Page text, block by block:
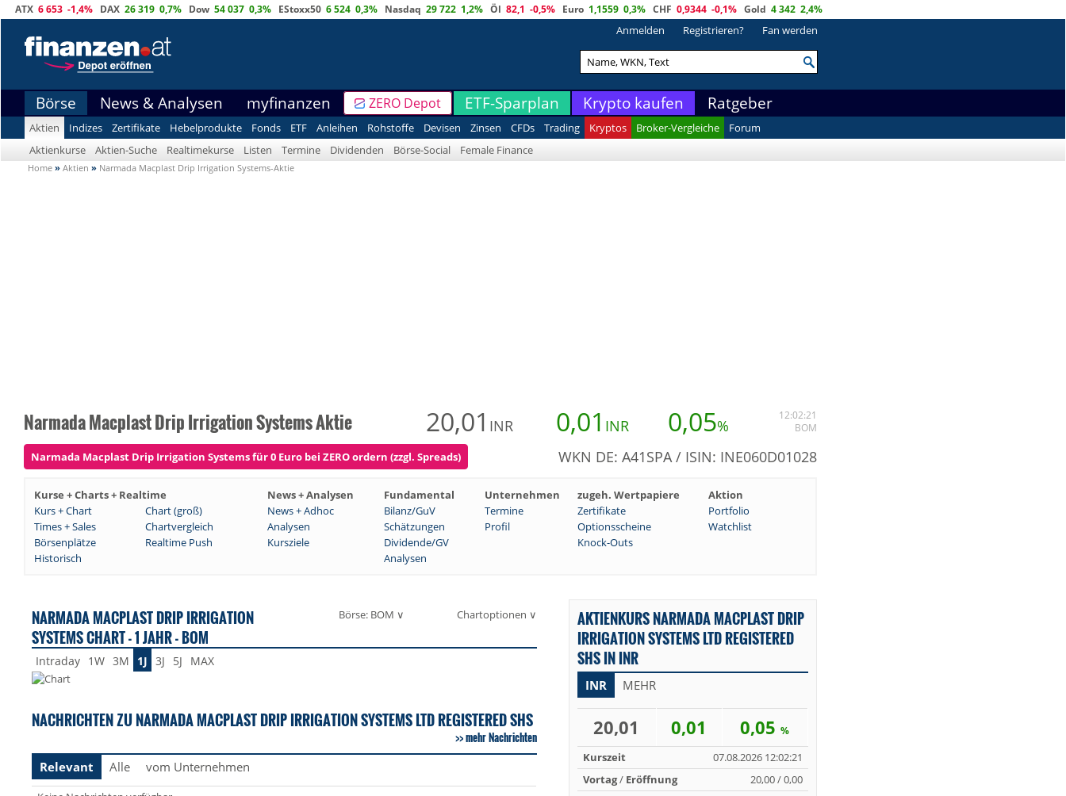
ATX 6 653 -1,4% DAX 26 319 0,7% Dow 54 037 0,3% EStoxx50 6 524 0,3% Nasdaq 29 722 1,2% Öl 82,1 -0,5% Euro 1,1559 0,3% CHF 0,9344 -0,1% Gold 4 342 2,4%
Anmelden Registrieren? Fan werden
Börse News & Analysen myfinanzen ZERO Depot ETF-Sparplan Krypto kaufen Ratgeber
Aktien Indizes Zertifikate Hebelprodukte Fonds ETF Anleihen Rohstoffe Devisen Zinsen CFDs Trading Kryptos Broker-Vergleiche
Forum
Aktienkurse
Aktien-Suche Realtimekurse Listen Termine Dividenden Börse-Social Female Finance
Home » Aktien » Narmada Macplast Drip Irrigation Systems-Aktie
Narmada Macplast Drip Irrigation Systems Aktie 20,01 INR 0,01 INR 0,05%
12:02:21
BOM
Narmada Macplast Drip Irrigation Systems für 0 Euro bei ZERO ordern (zzgl. Spreads) WKN DE: A41SPA / ISIN: INE060D01028
Kurse + Charts + Realtime News + Analysen Fundamental Unternehmen zugeh. Wertpapiere
Aktion
Kurs + Chart
Chart (groß) News + Adhoc Bilanz/GuV Termine Zertifikate
Portfolio
Times + Sales
Chartvergleich Analysen Schätzungen Profil Optionsscheine
Watchlist
Börsenplätze
Realtime Push Kursziele Dividende/GV
Knock-Outs
Historisch
Analysen
NARMADA MACPLAST DRIP IRRIGATION
SYSTEMS CHART - 1 JAHR - BOM
Börse: BOM ∨ Chartoptionen ∨
Intraday 1W 3M 1J 3J 5J MAX
NACHRICHTEN ZU NARMADA MACPLAST DRIP IRRIGATION SYSTEMS LTD REGISTERED SHS
mehr Nachrichten
Relevant
Alle vom Unternehmen
AKTIENKURS NARMADA MACPLAST DRIP
IRRIGATION SYSTEMS LTD REGISTERED
SHS IN INR
INR MEHR
20,01 0,01 0,05%
Kurszeit
07.08.2026 12:02:21
Vortag/ Eröffnung
20,00 / 0,00